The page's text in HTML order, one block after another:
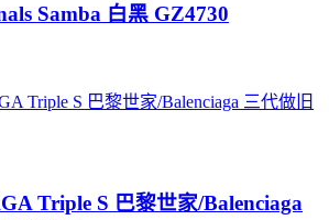
Samba 白黑 GZ4730
Triple S 巴黎世家/Balenciaga